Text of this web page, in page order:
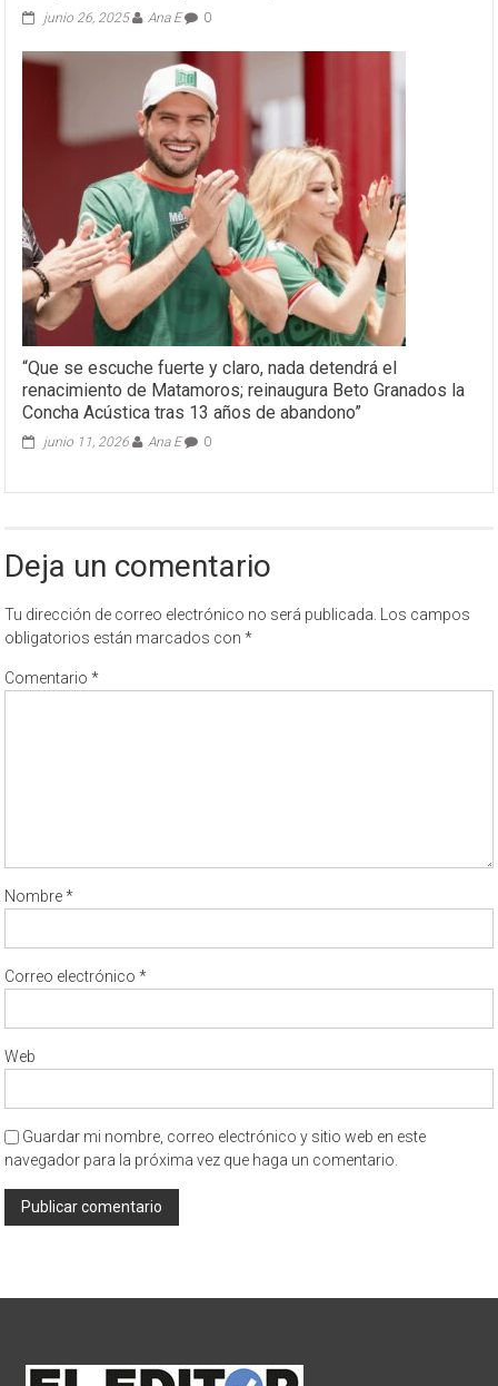
junio 26, 2025 Ana E 0
“Que se escuche fuerte y claro, nada detendrá el
renacimiento de Matamoros; reinaugura Beto Granados la
Concha Acústica tras 13 años de abandono”
junio 11, 2026 Ana E 0
Deja un comentario
Tu dirección de correo electrónico no será publicada.
Los campos
obligatorios están marcados con*
Comentario*
Nombre*
Correo electrónico*
Web
Guardar mi nombre, correo electrónico y sitio web en este
navegador para la próxima vez que haga un comentario.